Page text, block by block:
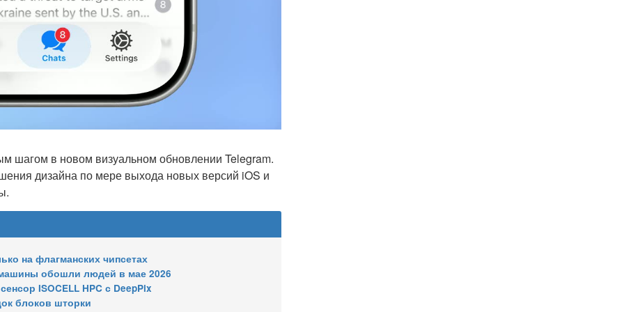
шагом в новом визуальном обновлении Telegram.
дизайна по мере выхода новых версий iOS и
на флагманских чипсетах
обошли людей в мае 2026
ISOCELL HPC с DeepPix
блоков шторки